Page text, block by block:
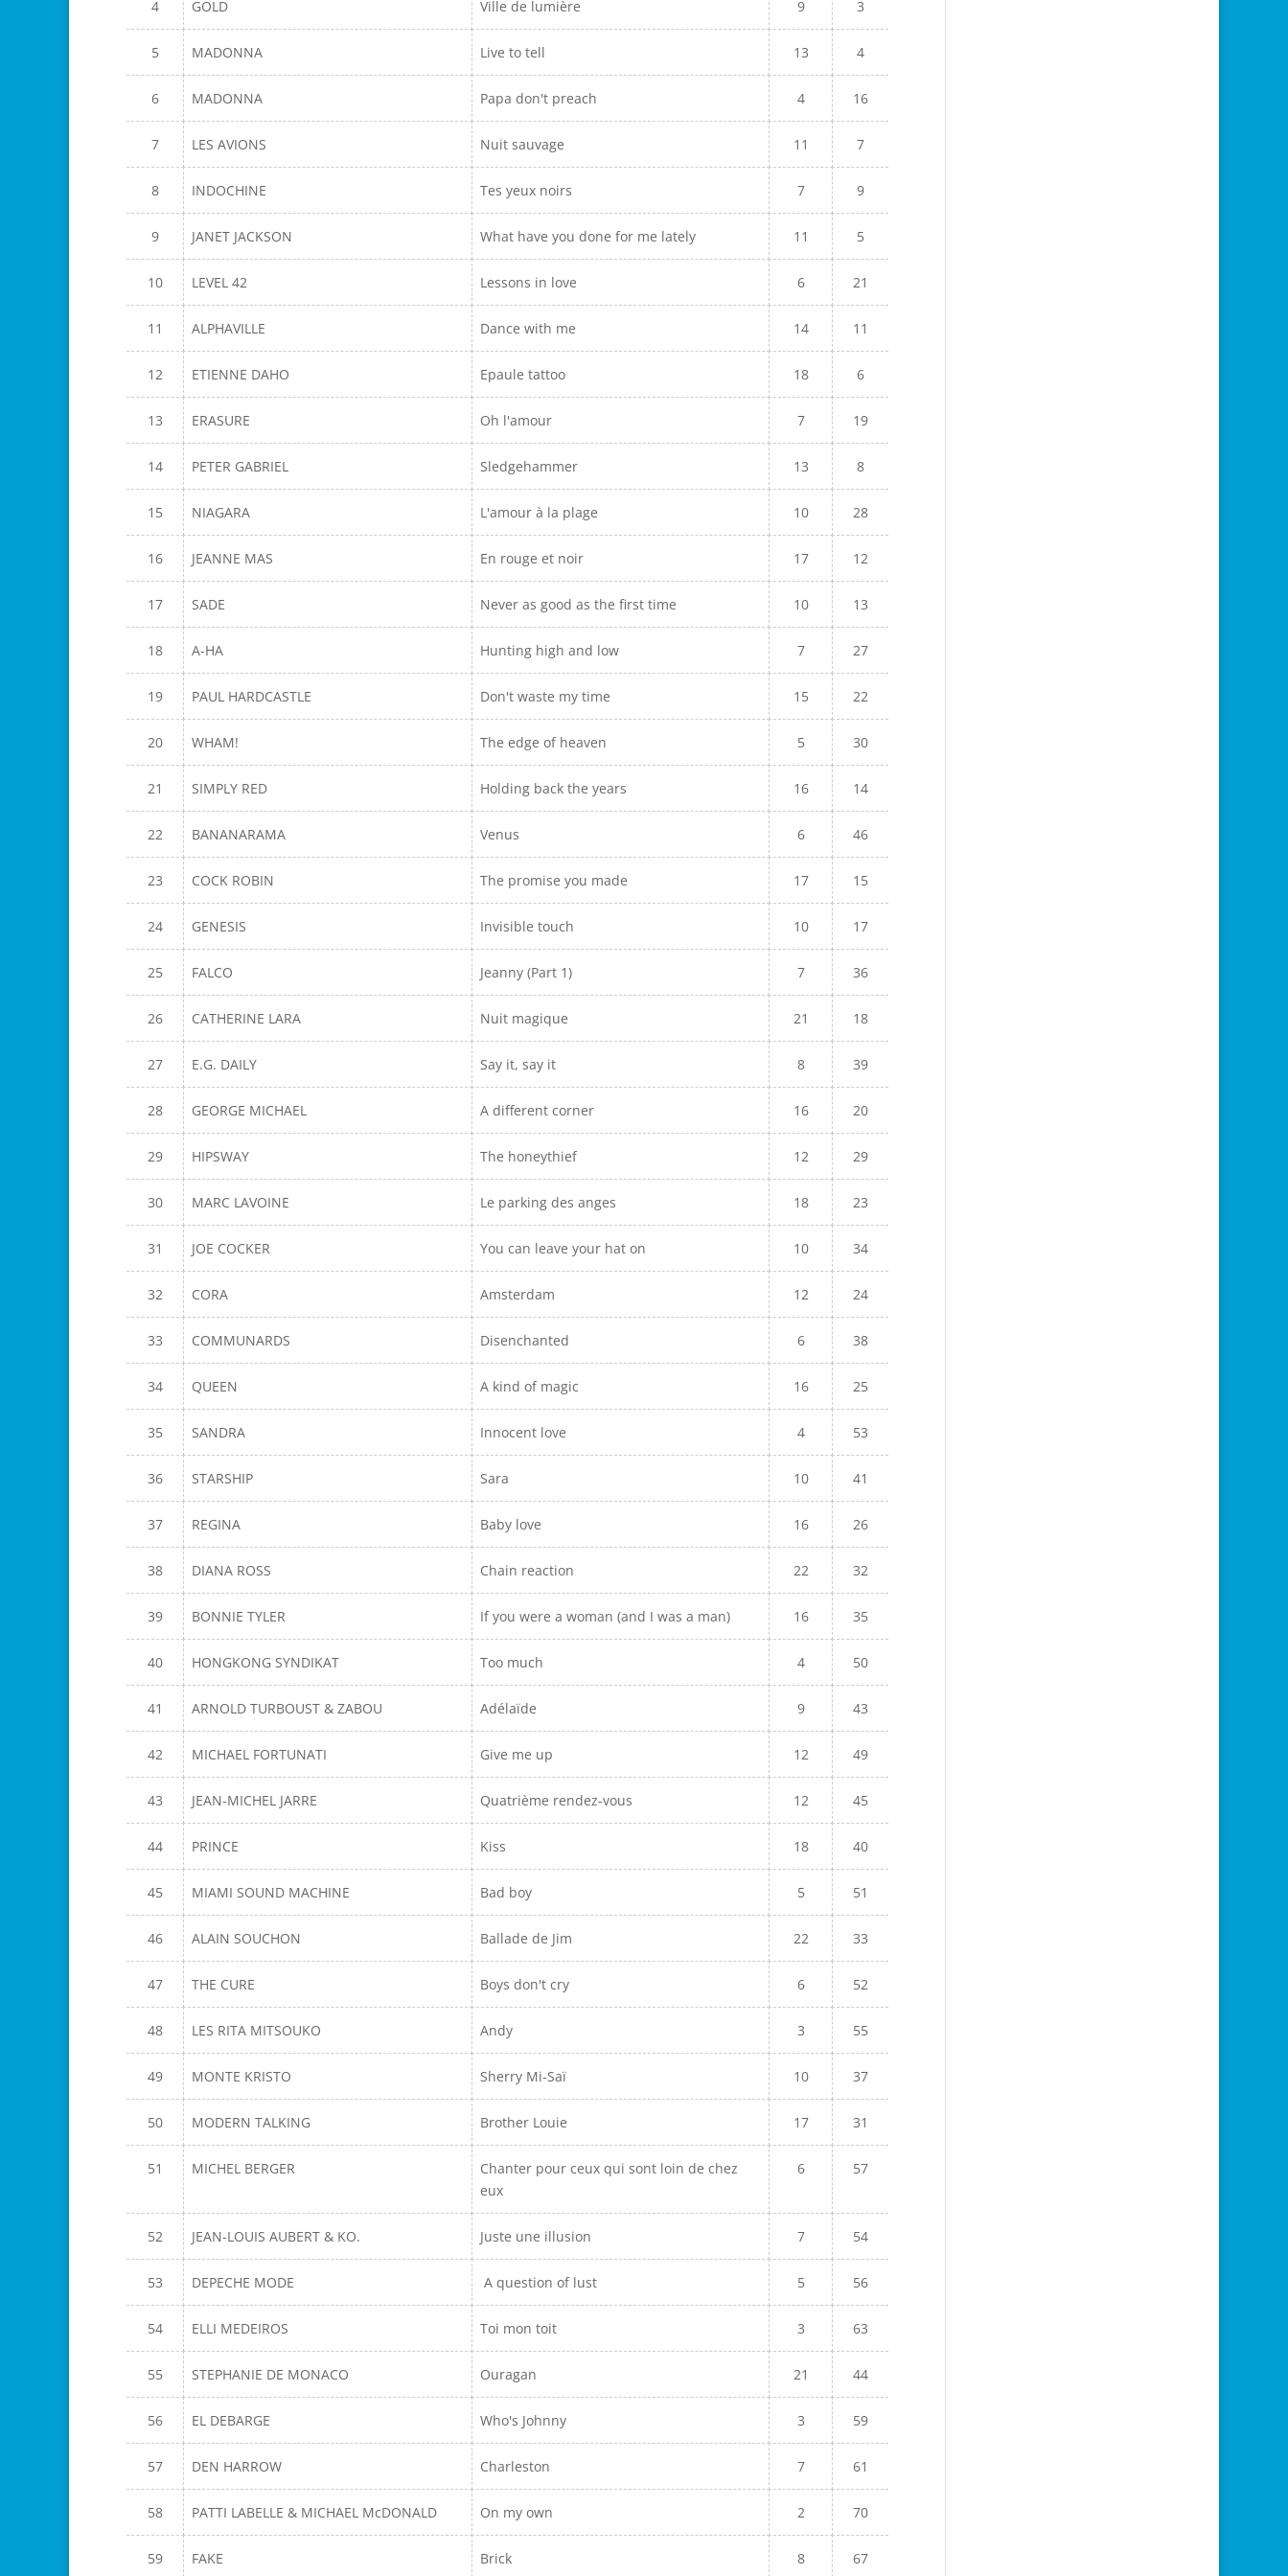
4 GOLD Ville de lumière 9 3
5 MADONNA Live to tell 13 4
6 MADONNA Papa don't preach 4 16
7 LES AVIONS Nuit sauvage 11 7
8 INDOCHINE Tes yeux noirs 7 9
9 JANET JACKSON What have you done for me lately 11 5
10 LEVEL 42 Lessons in love 6 21
11 ALPHAVILLE Dance with me 14 11
12 ETIENNE DAHO Epaule tattoo 18 6
13 ERASURE Oh l'amour 7 19
14 PETER GABRIEL Sledgehammer 13 8
15 NIAGARA L'amour à la plage 10 28
16 JEANNE MAS En rouge et noir 17 12
17 SADE Never as good as the first time 10 13
18 A-HA Hunting high and low 7 27
19 PAUL HARDCASTLE Don't waste my time 15 22
20 WHAM! The edge of heaven 5 30
21 SIMPLY RED Holding back the years 16 14
22 BANANARAMA Venus 6 46
23 COCK ROBIN The promise you made 17 15
24 GENESIS Invisible touch 10 17
25 FALCO Jeanny (Part 1) 7 36
26 CATHERINE LARA Nuit magique 21 18
27 E.G. DAILY Say it, say it 8 39
28 GEORGE MICHAEL A different corner 16 20
29 HIPSWAY The honeythief 12 29
30 MARC LAVOINE Le parking des anges 18 23
31 JOE COCKER You can leave your hat on 10 34
32 CORA Amsterdam 12 24
33 COMMUNARDS Disenchanted 6 38
34 QUEEN A kind of magic 16 25
35 SANDRA Innocent love 4 53
36 STARSHIP Sara 10 41
37 REGINA Baby love 16 26
38 DIANA ROSS Chain reaction 22 32
39 BONNIE TYLER If you were a woman (and I was a man) 16 35
40 HONGKONG SYNDIKAT Too much 4 50
41 ARNOLD TURBOUST & ZABOU Adélaïde 9 43
42 MICHAEL FORTUNATI Give me up 12 49
43 JEAN-MICHEL JARRE Quatrième rendez-vous 12 45
44 PRINCE Kiss 18 40
45 MIAMI SOUND MACHINE Bad boy 5 51
46 ALAIN SOUCHON Ballade de Jim 22 33
47 THE CURE Boys don't cry 6 52
48 LES RITA MITSOUKO Andy 3 55
49 MONTE KRISTO Sherry Mi-Saï 10 37
50 MODERN TALKING Brother Louie 17 31
51 MICHEL BERGER
Chanter pour ceux qui sont loin de chez
eux
6 57
52 JEAN-LOUIS AUBERT & KO. Juste une illusion 7 54
53 DEPECHE MODE A question of lust 5 56
54 ELLI MEDEIROS Toi mon toit 3 63
55 STEPHANIE DE MONACO Ouragan 21 44
56 EL DEBARGE Who's Johnny 3 59
57 DEN HARROW Charleston 7 61
58 PATTI LABELLE & MICHAEL McDONALD On my own 2 70
59 FAKE Brick 8 67